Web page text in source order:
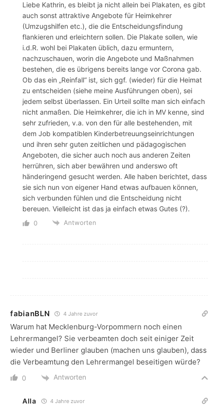
Liebe Kathrin, es bleibt ja nicht allein bei Plakaten, es gibt
auch sonst attraktive Angebote für Heimkehrer
(Umzugshilfen etc.), die die Entscheidungsfindung
flankieren und erleichtern sollen. Die Plakate sollen, wie
i.d.R. wohl bei Plakaten üblich, dazu ermuntern,
nachzuschauen, worin die Angebote und Maßnahmen
bestehen, die es übrigens bereits lange vor Corona gab.
Ob das ein „Reinfall“ ist, sich ggf. (wieder) für die Heimat
zu entscheiden (siehe meine Ausführungen oben), sei
jedem selbst überlassen. Ein Urteil sollte man sich einfach
nicht anmaßen. Die Heimkehrer, die ich in MV kenne, sind
sehr zufrieden, v.a. von den für alle bestehenden, mit
dem Job kompatiblen Kinderbetreuungseinrichtungen
und ihren sehr guten zeitlichen und pädagogischen
Angeboten, die sicher auch noch aus anderen Zeiten
herrühren, sich aber bewähren und anderswo oft
händeringend gesucht werden. Alle haben berichtet, dass
sie sich nun von eigener Hand etwas aufbauen können,
sich verbunden fühlen und die Entscheidung nicht
bereuen. Vielleicht ist das ja einfach etwas Gutes (?).
0 Antworten
fabianBLN 4 Jahre zuvor
Warum hat Mecklenburg-Vorpommern noch einen
Lehrermangel? Sie verbeamten doch seit einiger Zeit
wieder und Berliner glauben (machen uns glauben), dass
die Verbeamtung den Lehrermangel beseitigen würde?
0 Antworten
Alla 4 Jahre zuvor